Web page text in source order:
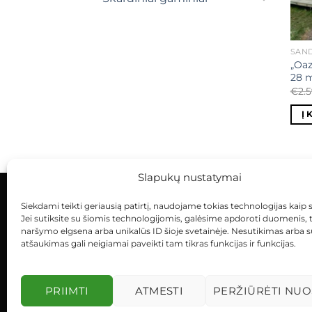
Slapukų nustatymai
Siekdami teikti geriausią patirtį, naudojame tokias technologijas kaip
Jei sutiksite su šiomis technologijomis, galėsime apdoroti duomenis,
naršymo elgsena arba unikalūs ID šioje svetainėje. Nesutikimas arba
atšaukimas gali neigiamai paveikti tam tikras funkcijas ir funkcijas.
PRIIMTI ATMESTI PERŽIŪRĖTI
28
€
Į
KONTAKTAI INDIVIDUALŪS PROJEKTAI